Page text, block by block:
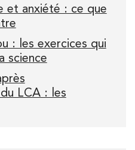
et anxiété : ce que
: les exercices qui
science
LCA : les